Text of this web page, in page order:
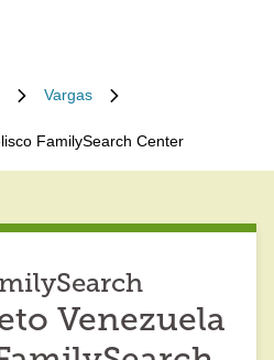
Vargas
FamilySearch Center
Venezuela